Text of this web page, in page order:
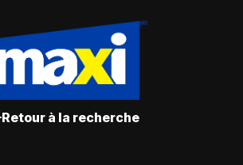
Retour à la recherche